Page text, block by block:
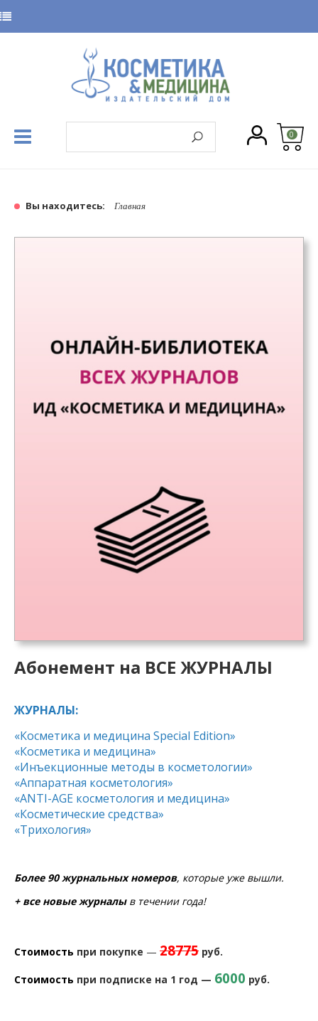
0
Вы находитесь: Главная
Абонемент на ВСЕ ЖУРНАЛЫ
ЖУРНАЛЫ:
«Косметика и медицина Special Edition»
«Косметика и медицина»
«Инъекционные методы в косметологии»
«Аппаратная косметология»
«ANTI-AGE косметология и медицина»
«Косметические средства»
«Трихология»
Более 90 журнальных номеров, которые уже вышли.
+ все новые журналыв течении года!
Стоимость при покупке — 28775 руб.
Стоимость при подписке на 1 год — 6000 руб.